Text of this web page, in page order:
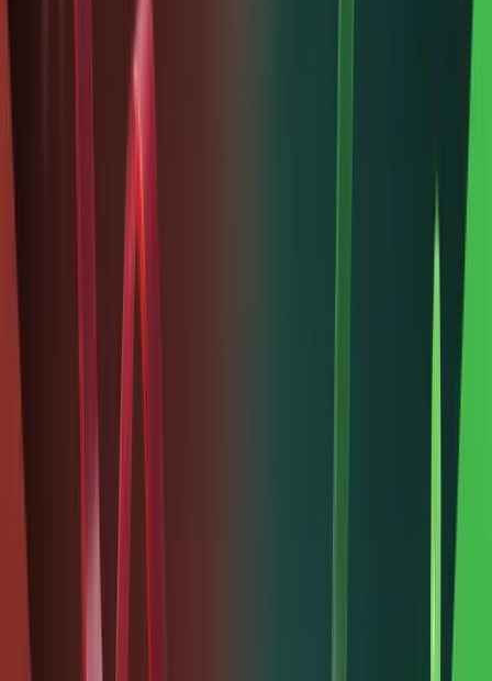
đầu tư
tìm kiếm
lợi
nhuận